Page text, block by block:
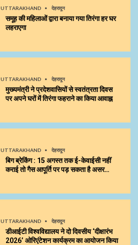
UTTARAKHAND देहरादून
समूह की महिलाओं द्वारा बनाया गया तिरंगा हर घर
लहराएगा
UTTARAKHAND देहरादून
मुख्यमंत्री ने प्रदेशवासियों से स्वतंत्रता दिवस
पर अपने घरों में तिरंगा फहराने का किया आवाह्न
UTTARAKHAND देहरादून
बिग ब्रेकिंग : 15 अगस्त तक ई-केवाईसी नहीं
कराई तो गैस आपूर्ति पर पड़ सकता है असर…
UTTARAKHAND देहरादून
डीआईटी विश्वविद्यालय ने दो दिवसीय ‘दीक्षारंभ
2026’ ओरिएंटेशन कार्यक्रम का आयोजन किया